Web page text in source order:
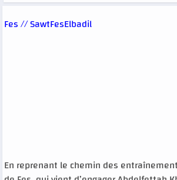
Fes // SawtFesElbadil
En reprenant le chemin des